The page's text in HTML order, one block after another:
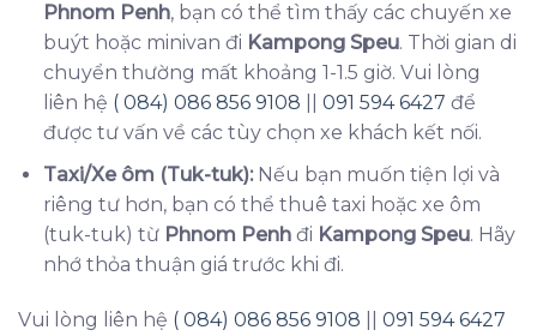
Phnom Penh, bạn có thể tìm thấy các chuyến xe
buýt hoặc minivan đi Kampong Speu. Thời gian di
chuyển thường mất khoảng 1-1.5 giờ. Vui lòng
liên hệ ( 084) 086 856 9108 091 594 6427 để
được tư vấn về các tùy chọn xe khách kết nối.
Taxi/Xe ôm (Tuk-tuk):Nếu bạn muốn tiện lợi và
riêng tư hơn, bạn có thể thuê taxi hoặc xe ôm
(tuk-tuk) từ Phnom Penhđi Kampong Speu. Hãy
nhớ thỏa thuận giá trước khi đi.
Vui lòng liên hệ ( 084) 086 856 9108
091 594 6427